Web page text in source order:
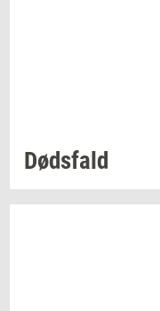
Døds­fald